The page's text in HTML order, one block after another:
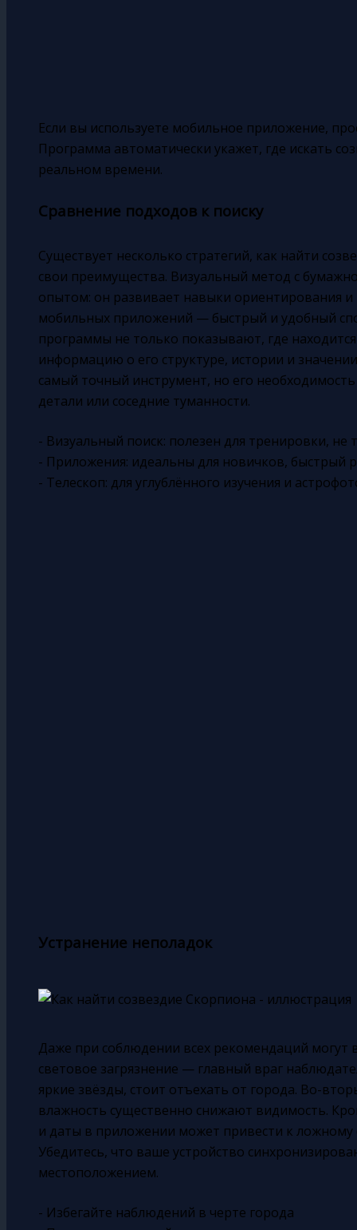
Если вы используете мобильное приложение,
Программа автоматически укажет, где искать
реальном времени.
Сравнение подходов к поиску
Существует несколько стратегий, как найти
свои преимущества. Визуальный метод с
опытом: он развивает навыки ориентирования и
мобильных приложений — быстрый и удобный
программы не только показывают, где
информацию о его структуре, истории и
самый точный инструмент, но его
детали или соседние туманности.
- Визуальный поиск: полезен для тренировки, не
- Приложения: идеальны для новичков, быстрый
- Телескоп: для углублённого изучения и
Устранение неполадок
Даже при соблюдении всех рекомендаций могут
световое загрязнение — главный враг
яркие звёзды, стоит отъехать от города. Во-
влажность существенно снижают видимость.
и даты в приложении может привести к ложному
Убедитесь, что ваше устройство
местоположением.
- Избегайте наблюдений в черте города